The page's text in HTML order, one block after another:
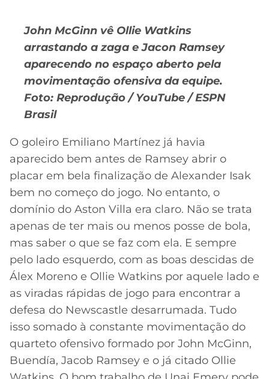
John McGinn vê Ollie Watkins
arrastando a zaga e Jacon Ramsey
aparecendo no espaço aberto pela
movimentação ofensiva da equipe.
Foto: Reprodução / YouTube / ESPN
Brasil
O goleiro Emiliano Martínez já havia
aparecido bem antes de Ramsey abrir o
placar em bela finalização de Alexander Isak
bem no começo do jogo. No entanto, o
domínio do Aston Villa era claro. Não se trata
apenas de ter mais ou menos posse de bola,
mas saber o que se faz com ela. E sempre
pelo lado esquerdo, com as boas descidas de
Álex Moreno e Ollie Watkins por aquele lado e
as viradas rápidas de jogo para encontrar a
defesa do Newscastle desarrumada. Tudo
isso somado à constante movimentação do
quarteto ofensivo formado por John McGinn,
Buendía, Jacob Ramsey e o já citado Ollie